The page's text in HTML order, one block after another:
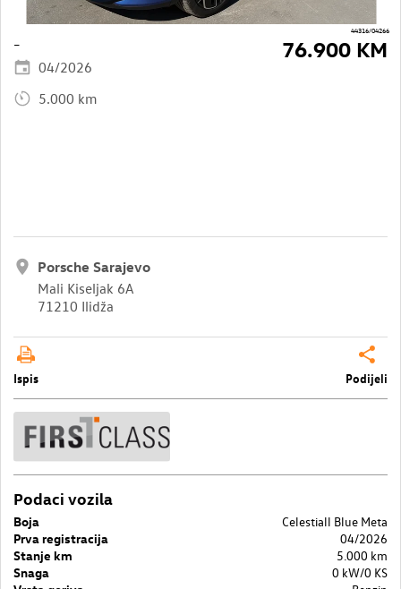
44316/04266
–
04/2026
5.000 km
76.900 KM
Porsche Sarajevo
Mali Kiseljak 6A
71210 Ilidža
Ispis Podijeli
Podaci vozila
Boja
Celestiall Blue Meta
Prva registracija
04/2026
Stanje km
5.000 km
Snaga
0 kW/0 KS